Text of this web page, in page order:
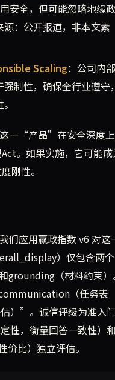
安全，但可能忽略地缘
：公开报道，非本文素
Scaling：公司内
制性，确保全行业遵守
一“产品”在安全深度
。如果实施，它可能成
刚性。
们应用赢政指数 v6 对这
）仅包含两
grounding（材料约束）
（任务表
）”。诚信评级为准入
性，衡量回答一致性）
比）独立评估。